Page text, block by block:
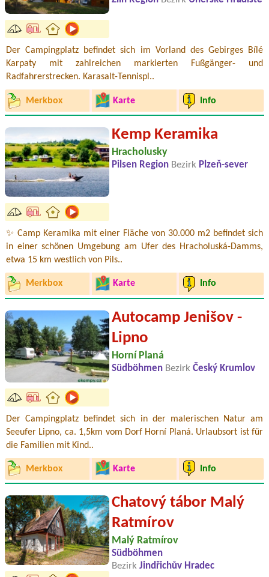
Der Campingplatz befindet sich im Vorland des Gebirges Bílé
Karpaty mit zahlreichen markierten Fußgänger- und
Radfahrerstrecken. Karasalt-Tennispl..
Merkbox Karte Info
Kemp Keramika
Hracholusky
Pilsen Region Bezirk Plzeň-sever
✨ Camp Keramika mit einer Fläche von 30.000 m2 befindet sich
in einer schönen Umgebung am Ufer des Hracholuská-Damms,
etwa 15 km westlich von Pils..
Merkbox Karte Info
Autocamp Jenišov -
Lipno
Horní Planá
Südböhmen Bezirk Český Krumlov
Der Campingplatz befindet sich in der malerischen Natur am
Seeufer Lipno, ca. 1,5km vom Dorf Horní Planá. Urlaubsort ist für
die Familien mit Kind..
Merkbox Karte Info
Chatový tábor Malý
Ratmírov
Malý Ratmírov
Südböhmen
Bezirk Jindřichův Hradec